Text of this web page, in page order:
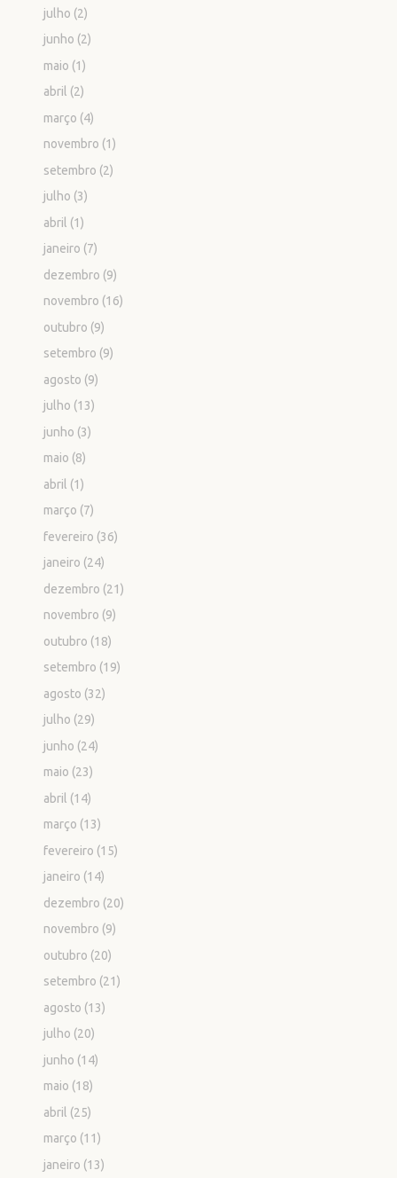
julho (2)
junho (2)
maio (1)
abril (2)
março (4)
novembro (1)
setembro (2)
julho (3)
abril (1)
janeiro (7)
dezembro (9)
novembro (16)
outubro (9)
setembro (9)
agosto (9)
julho (13)
junho (3)
maio (8)
abril (1)
março (7)
fevereiro (36)
janeiro (24)
dezembro (21)
novembro (9)
outubro (18)
setembro (19)
agosto (32)
julho (29)
junho (24)
maio (23)
abril (14)
março (13)
fevereiro (15)
janeiro (14)
dezembro (20)
novembro (9)
outubro (20)
setembro (21)
agosto (13)
julho (20)
junho (14)
maio (18)
abril (25)
março (11)
janeiro (13)